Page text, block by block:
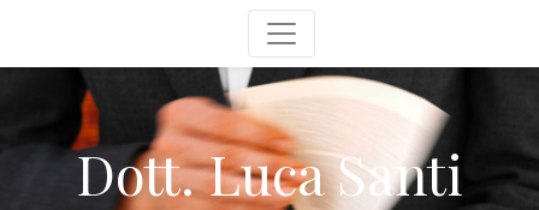
Dott. Luca Santi